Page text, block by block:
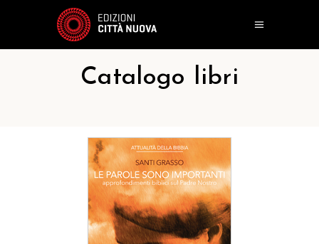
Catalogo libri